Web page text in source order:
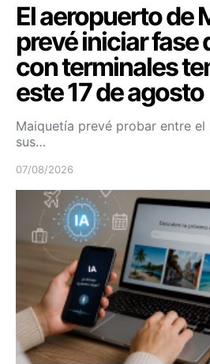
El aeropuerto de
prevé iniciar fase
con terminales
este 17 de agosto
Maiquetía prevé probar entre el
sus…
07/08/2026